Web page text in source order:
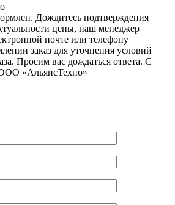
Дождитесь подтверждения
цены, наш менеджер
почте или телефону
заказ для уточнения условий
Просим вас дождаться ответа. С
«АльянсТехно»